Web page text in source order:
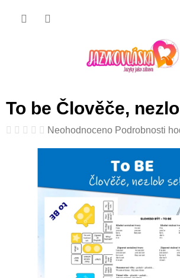
To be Člověče,
Průměrné
produktu
5
hvězdiček.
Neohodnoceno Podrobnosti